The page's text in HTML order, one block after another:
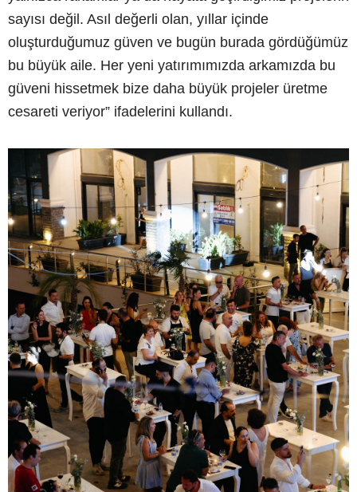
sayısı değil. Asıl değerli olan, yıllar içinde
oluşturduğumuz güven ve bugün burada gördüğümüz
bu büyük aile. Her yeni yatırımımızda arkamızda bu
güveni hissetmek bize daha büyük projeler üretme
cesareti veriyor” ifadelerini kullandı.